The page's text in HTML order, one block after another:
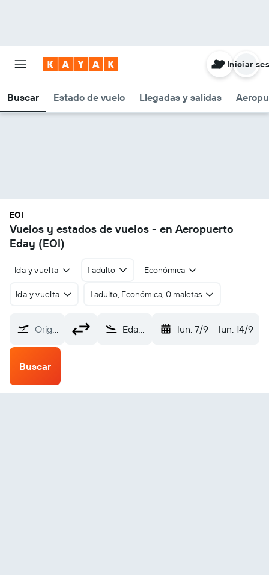
Buscar Estado de vuelo Llegadas y salidas
Iniciar
EOI
Vuelos y estados de vuelos - en Aeropuerto
Eday (EOI)
Ida y vuelta 1 adulto Económica
Ida y vuelta 1 adulto, Económica, 0 maletas
Origen Eday (EOI) lun. 7/9 - lun. 14/9
Buscar